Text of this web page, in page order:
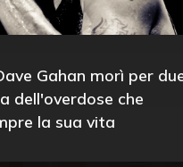
Gahan morì per
dell'overdose che
la sua vita